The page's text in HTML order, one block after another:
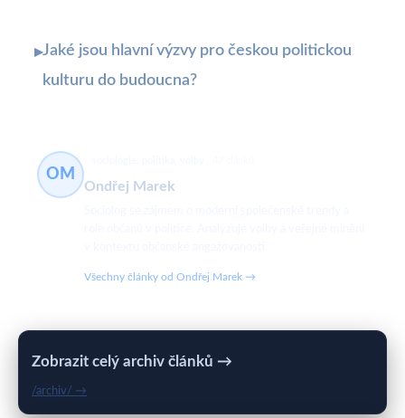
▸Jaké jsou hlavní výzvy pro českou politickou
kulturu do budoucna?
OM
Ondřej Marek
Všechny články od Ondřej Marek →
Zobrazit celý archiv článků →
/archiv/ →